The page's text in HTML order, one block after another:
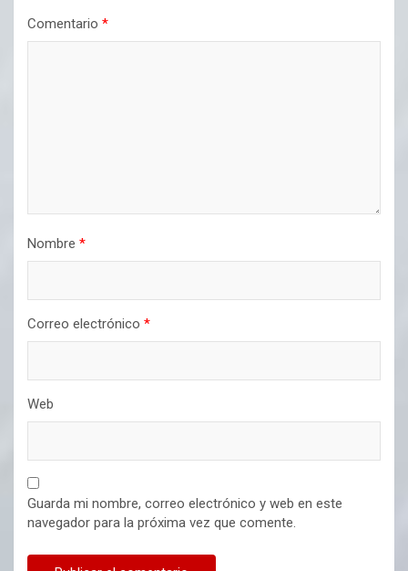
Comentario *
Nombre *
Correo electrónico *
Web
Guarda mi nombre, correo electrónico y web en este
navegador para la próxima vez que comente.